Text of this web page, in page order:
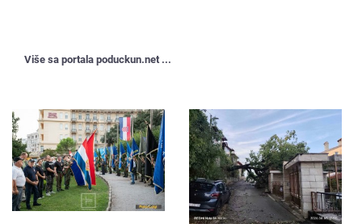
Više sa portala poduckun.net ...